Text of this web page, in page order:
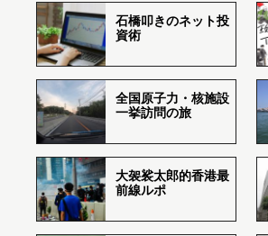
石橋叩きのネット投
資術
全国原子力・核施設
一挙訪問の旅
大袈裟太郎的香港最
前線ルポ